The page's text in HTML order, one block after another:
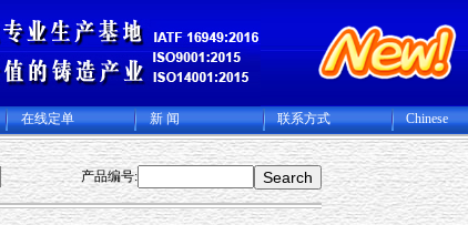
在线定单 新 闻 联系方式 Chinese
产品编号: